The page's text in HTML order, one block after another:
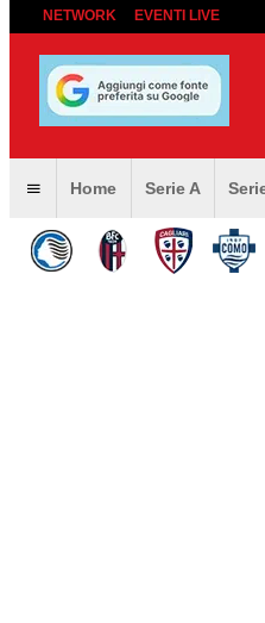
NETWORK EVENTI LIVE
Home Serie A